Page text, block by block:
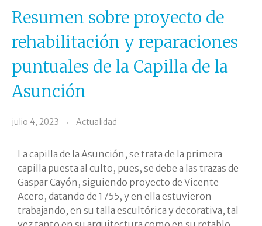
Resumen sobre proyecto de
rehabilitación y reparaciones
puntuales de la Capilla de la
Asunción
julio 4, 2023 Actualidad
La capilla de la Asunción, se trata de la primera
capilla puesta al culto, pues, se debe a las trazas de
Gaspar Cayón, siguiendo proyecto de Vicente
Acero, datando de 1755, y en ella estuvieron
trabajando, en su talla escultórica y decorativa, tal